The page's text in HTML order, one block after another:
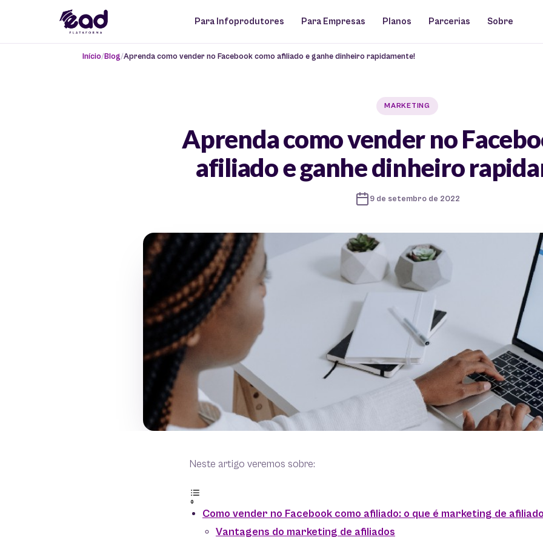
Para Infoprodutores Para Empresas Planos Parcerias Sobre
Início Blog Aprenda como vender no Facebook como afiliado e ganhe dinheiro rapidamente!
MARKETING
Aprenda como vender no
afiliado e ganhe dinheiro
9 de setembro de 2022
Neste artigo veremos sobre:
Como vender no Facebook como afiliado: o que é marketing de
Vantagens do marketing de afiliados